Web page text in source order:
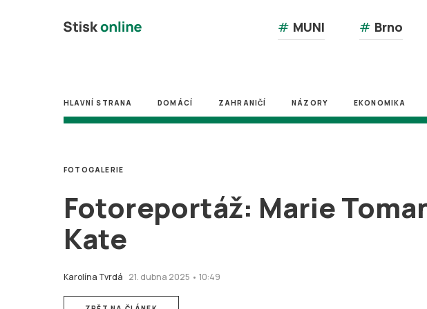
# MUNI # Brno
HLAVNÍ STRANA DOMÁCÍ ZAHRANIČÍ NÁZORY EKONOMIKA
Fotoreportáž: Marie
Kate
Karolína Tvrdá 21. dubna 2025 • 10:49
FOTOGALERIE